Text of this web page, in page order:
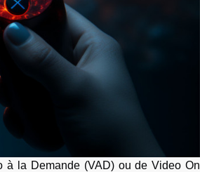
à la Demande (VAD) ou de Video On